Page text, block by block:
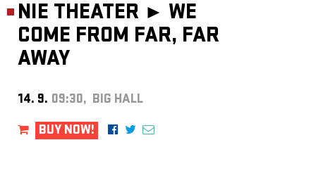
NIE THEATER ► WE
COME FROM FAR, FAR
AWAY
14. 9. 09:30, BIG HALL
BUY NOW!